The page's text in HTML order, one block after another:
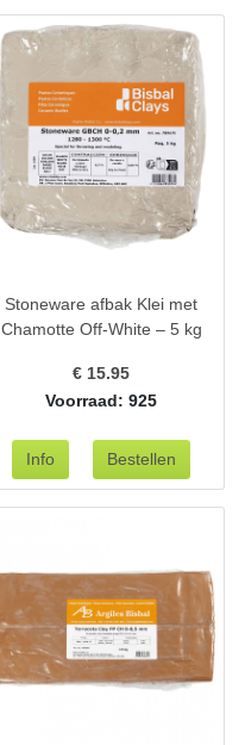
Stoneware afbak Klei met
Chamotte Off-White – 5 kg
€ 15.95
Voorraad: 925